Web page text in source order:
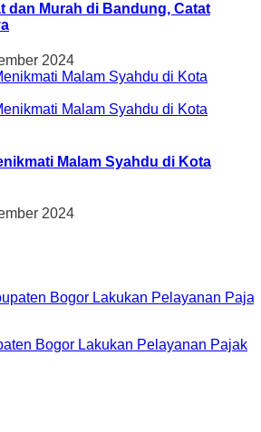
dan Murah di Bandung, Catat
2024
Malam Syahdu di Kota
2024
Bogor Lakukan Pelayanan Pajak